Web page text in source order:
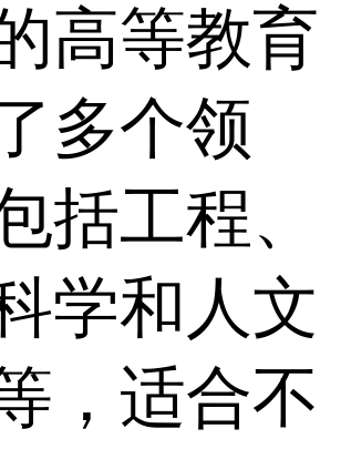
高等教育
多个领
括工程、
学和人文
，适合不